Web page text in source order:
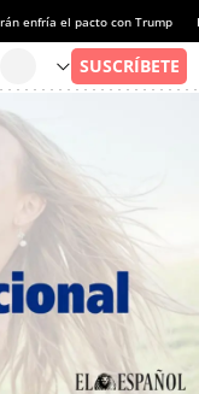
enfría el pacto con Trump